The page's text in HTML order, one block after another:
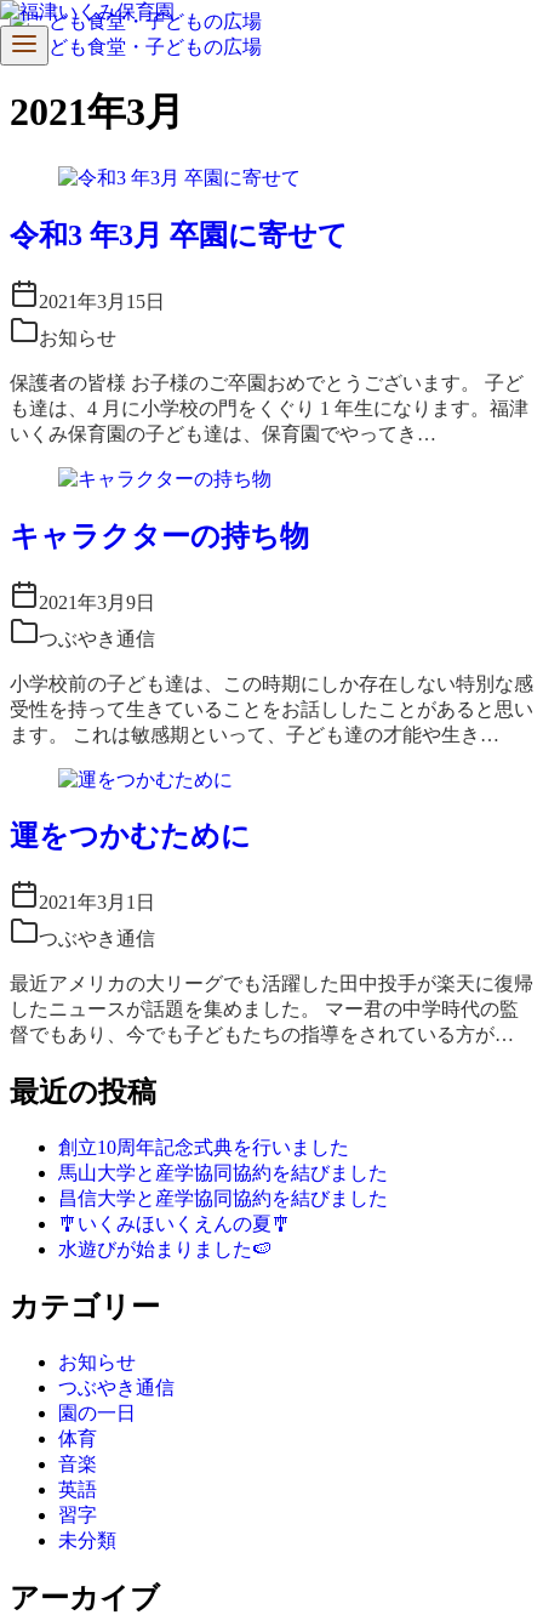
コ
ン
テ
移
動
2021年3月
令和3 年3月 卒園に寄せて
2021年3月15日
お知らせ
保護者の皆様 お子様のご卒園おめでとうございます。 子ど
も達は、4 月に小学校の門をくぐり 1 年生になります。福津
いくみ保育園の子ども達は、保育園でやってき…
キャラクターの持ち物
2021年3月9日
つぶやき通信
小学校前の子ども達は、この時期にしか存在しない特別な感
受性を持って生きていることをお話ししたことがあると思い
ます。 これは敏感期といって、子ども達の才能や生き…
運をつかむために
2021年3月1日
つぶやき通信
最近アメリカの大リーグでも活躍した田中投手が楽天に復帰
したニュースが話題を集めました。 マー君の中学時代の監
督でもあり、今でも子どもたちの指導をされている方が…
最近の投稿
創立10周年記念式典を行いました
馬山大学と産学協同協約を結びました
昌信大学と産学協同協約を結びました
🎐いくみほいくえんの夏🎐
水遊びが始まりました🍉
カテゴリー
お知らせ
つぶやき通信
園の一日
体育
音楽
英語
習字
未分類
アーカイブ